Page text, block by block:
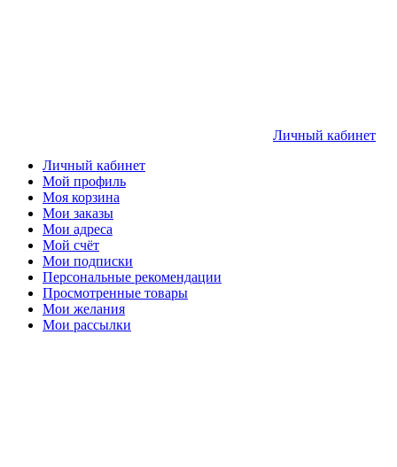
Личный кабинет
Личный кабинет
Мой профиль
Моя корзина
Мои заказы
Мои адреса
Мой счёт
Мои подписки
Персональные рекомендации
Просмотренные товары
Мои желания
Мои рассылки